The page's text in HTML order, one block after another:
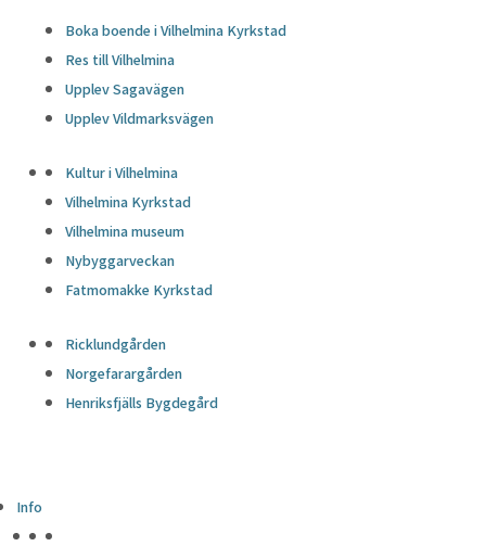
Boka boende i Vilhelmina Kyrkstad
Res till Vilhelmina
Upplev Sagavägen
Upplev Vildmarksvägen
Kultur i Vilhelmina
Vilhelmina Kyrkstad
Vilhelmina museum
Nybyggarveckan
Fatmomakke Kyrkstad
Ricklundgården
Norgefarargården
Henriksfjälls Bygdegård
Info